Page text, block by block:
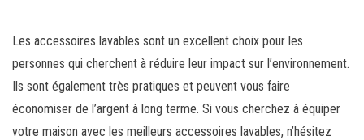
Les accessoires lavables sont un excellent choix pour les
personnes qui cherchent à réduire leur impact sur l’environnement.
Ils sont également très pratiques et peuvent vous faire
économiser de l’argent à long terme. Si vous cherchez à équiper
votre maison avec les meilleurs accessoires lavables, n’hésitez